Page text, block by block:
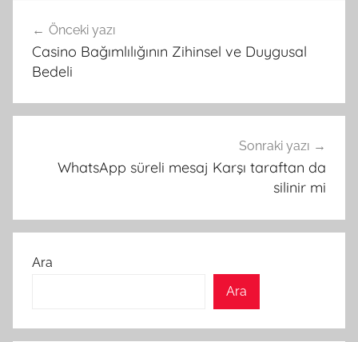
gezinmesi
Önceki yazı
Casino Bağımlılığının Zihinsel ve Duygusal
Bedeli
Sonraki yazı
WhatsApp süreli mesaj Karşı taraftan da
silinir mi
Ara
Ara